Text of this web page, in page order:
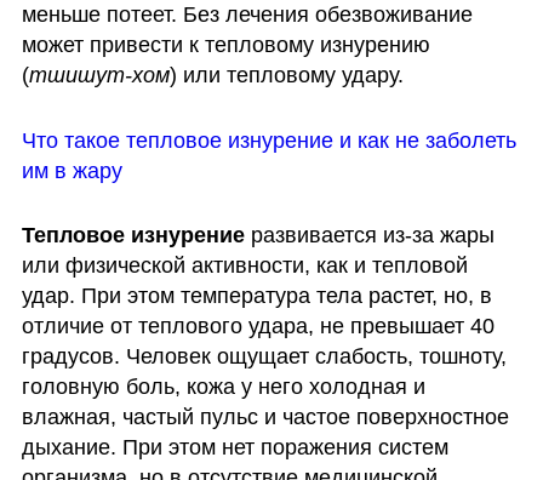
меньше потеет. Без лечения обезвоживание
может привести к тепловому изнурению
(тшишут-хом) или тепловому удару.
Что такое тепловое изнурение и как не заболеть
им в жару
Тепловое изнурение развивается из-за жары
или физической активности, как и тепловой
удар. При этом температура тела растет, но, в
отличие от теплового удара, не превышает 40
градусов. Человек ощущает слабость, тошноту,
головную боль, кожа у него холодная и
влажная, частый пульс и частое поверхностное
дыхание. При этом нет поражения систем